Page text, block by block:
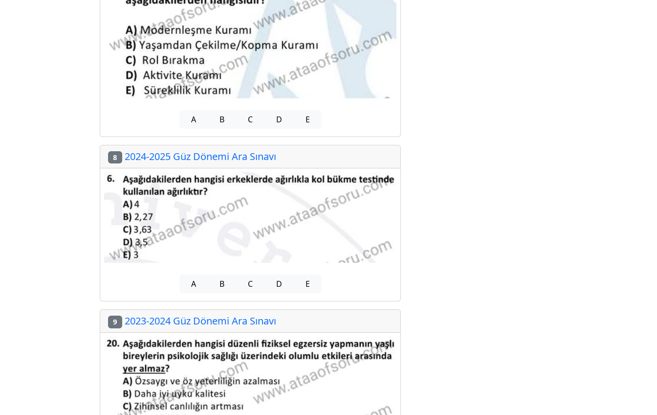
A B C D E
8 2024-2025 Güz Dönemi Ara Sınavı
A B C D E
9 2023-2024 Güz Dönemi Ara Sınavı